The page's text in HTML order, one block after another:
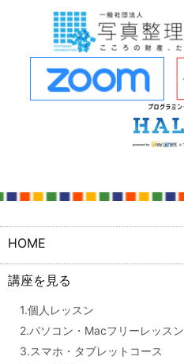
HOME
講座を見る
1.個人レッスン
2.パソコン・Macフリーレッスン
3.スマホ・タブレットコース